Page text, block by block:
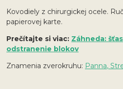
Kovodiely z chirurgickej ocele.
papierovej karte.
Prečítajte si viac: Záhneda:
odstranenie blokov
Znamenia zverokruhu: Panna,